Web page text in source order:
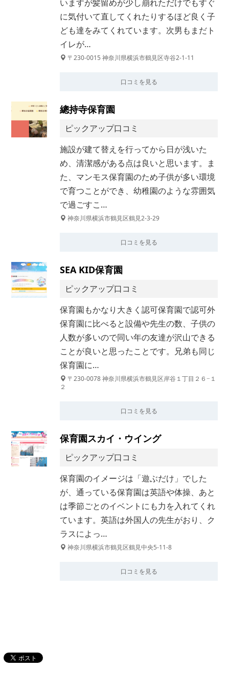
いますが髪留めが少し崩れただけでもすぐ
に気付いて直してくれたりするほど良く子
ども達をみてくれています。次男もまだト
イレが…
〒230-0015 神奈川県横浜市鶴見区寺谷2-1-11
口コミを見る
總持寺保育園
ピックアップ口コミ
施設が建て替えを行ってから日が浅いた
め、清潔感がある点は良いと思います。ま
た、マンモス保育園のため子供が多い環境
で育つことができ、幼稚園のような雰囲気
で過ごすこ…
神奈川県横浜市鶴見区鶴見2-3-29
口コミを見る
SEA KID保育園
ピックアップ口コミ
保育園もかなり大きく認可保育園で認可外
保育園に比べると設備や先生の数、子供の
人数が多いので同い年の友達が沢山できる
ことが良いと思ったことです。兄弟も同じ
保育園に…
〒230-0078 神奈川県横浜市鶴見区岸谷１丁目２６−１
２
口コミを見る
保育園スカイ・ウイング
ピックアップ口コミ
保育園のイメージは「遊ぶだけ」でした
が、通っている保育園は英語や体操、あと
は季節ごとのイベントにも力を入れてくれ
ています。英語は外国人の先生がおり、ク
ラスによっ…
神奈川県横浜市鶴見区鶴見中央5-11-8
口コミを見る